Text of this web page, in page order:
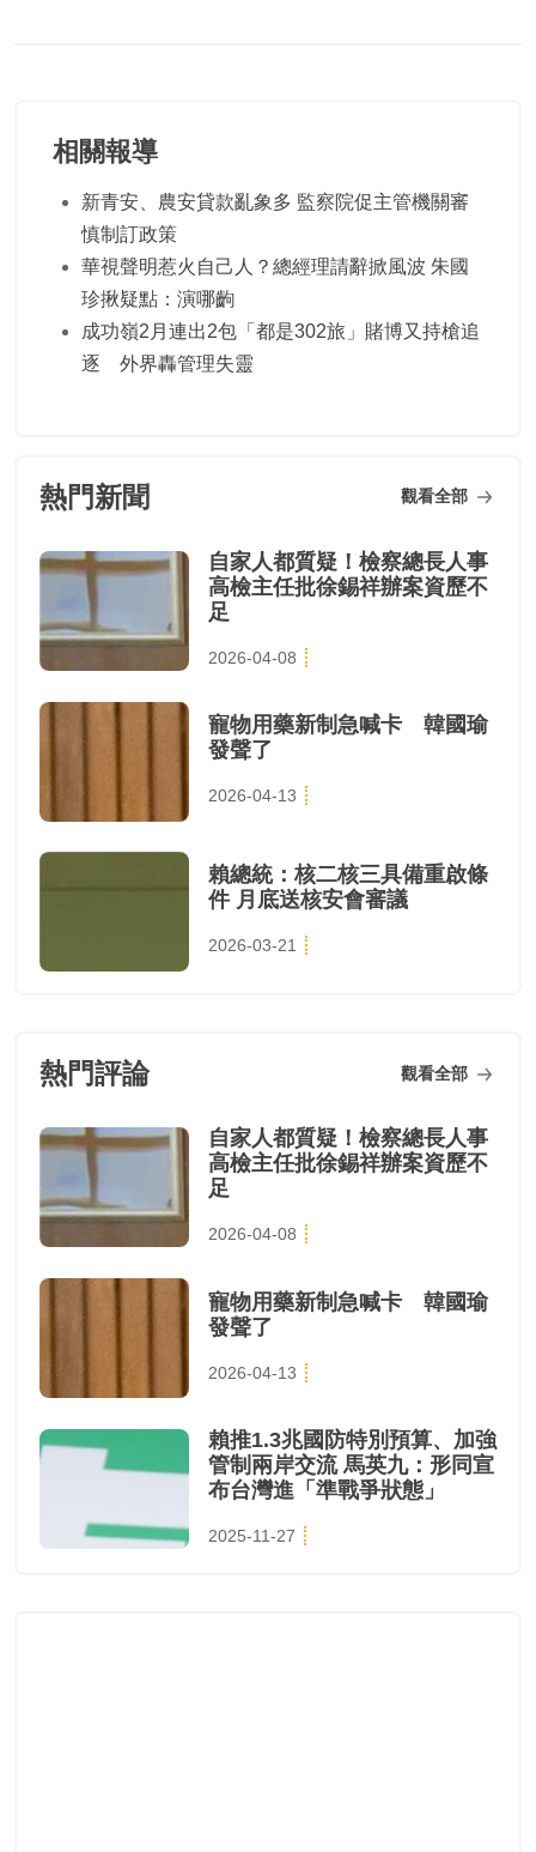
相關報導
新青安、農安貸款亂象多 監察院促主管機關審
慎制訂政策
華視聲明惹火自己人？總經理請辭掀風波 朱國
珍揪疑點：演哪齣
成功嶺2月連出2包「都是302旅」賭博又持槍追
逐 外界轟管理失靈
熱門新聞 觀看全部
自家人都質疑！檢察總長人事
高檢主任批徐錫祥辦案資歷不
足
2026-04-08
寵物用藥新制急喊卡 韓國瑜
發聲了
2026-04-13
賴總統：核二核三具備重啟條
件 月底送核安會審議
2026-03-21
熱門評論 觀看全部
自家人都質疑！檢察總長人事
高檢主任批徐錫祥辦案資歷不
足
2026-04-08
寵物用藥新制急喊卡 韓國瑜
發聲了
2026-04-13
賴推1.3兆國防特別預算、加強
管制兩岸交流 馬英九：形同宣
布台灣進「準戰爭狀態」
2025-11-27